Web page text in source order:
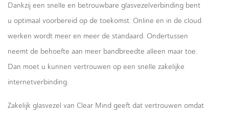
Dankzij een snelle en betrouwbare glasvezelverbinding bent
u optimaal voorbereid op de toekomst. Online en in de cloud
werken wordt meer en meer de standaard. Ondertussen
neemt de behoefte aan meer bandbreedte alleen maar toe.
Dan moet u kunnen vertrouwen op een snelle zakelijke
internetverbinding.
Zakelijk glasvezel van Clear Mind geeft dat vertrouwen omdat